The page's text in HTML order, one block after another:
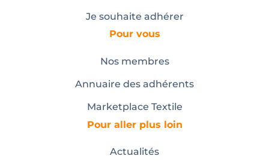
Je souhaite adhérer
Pour vous
Nos membres
Annuaire des adhérents
Marketplace Textile
Pour aller plus loin
Actualités